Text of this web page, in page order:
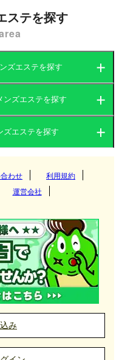
ステを探す
ズエステを探す
府
県
山県
ンズエステを探す
ズエステを探す
東京都
千葉県
岐阜県
静岡県
北
岩手県
青森県
大分県
宮崎県
越
わせ
利用規約
運営会社
み